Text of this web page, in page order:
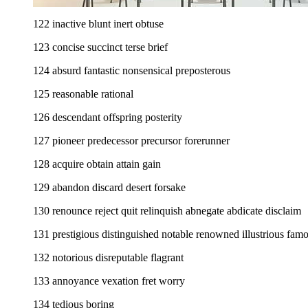
122 inactive blunt inert obtuse
123 concise succinct terse brief
124 absurd fantastic nonsensical preposterous
125 reasonable rational
126 descendant offspring posterity
127 pioneer predecessor precursor forerunner
128 acquire obtain attain gain
129 abandon discard desert forsake
130 renounce reject quit relinquish abnegate abdicate disclaim
131 prestigious distinguished notable renowned illustrious
132 notorious disreputable flagrant
133 annoyance vexation fret worry
134 tedious boring